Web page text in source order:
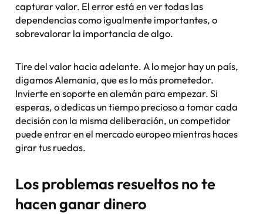
capturar valor. El error está en ver todas las
dependencias como igualmente importantes, o
sobrevalorar la importancia de algo.
Tire del valor hacia adelante. A lo mejor hay un país,
digamos Alemania, que es lo más prometedor.
Invierte en soporte en alemán para empezar. Si
esperas, o dedicas un tiempo precioso a tomar cada
decisión con la misma deliberación, un competidor
puede entrar en el mercado europeo mientras haces
girar tus ruedas.
Los problemas resueltos no te
hacen ganar dinero